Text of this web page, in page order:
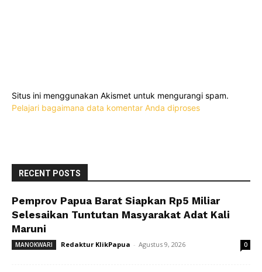
Situs ini menggunakan Akismet untuk mengurangi spam.
Pelajari bagaimana data komentar Anda diproses
RECENT POSTS
Pemprov Papua Barat Siapkan Rp5 Miliar
Selesaikan Tuntutan Masyarakat Adat Kali
Maruni
MANOKWARI Redaktur KlikPapua - Agustus 9, 2026 0